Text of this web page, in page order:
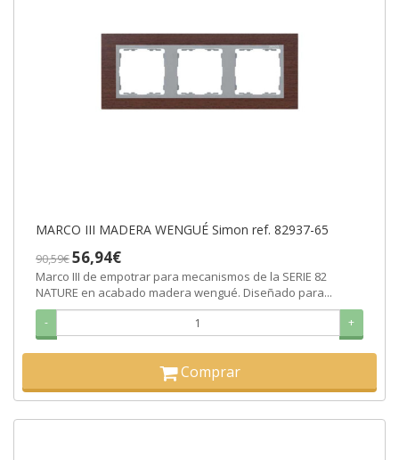
MARCO III MADERA WENGUÉ Simon ref. 82937-65
90,59€56,94€
Marco III de empotrar para mecanismos de la SERIE 82
NATURE en acabado madera wengué. Diseñado para...
- +
Comprar